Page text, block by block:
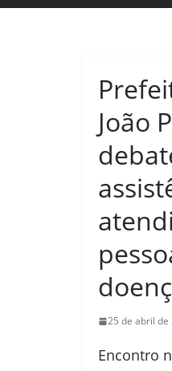
João
25 de abril de
Encontro